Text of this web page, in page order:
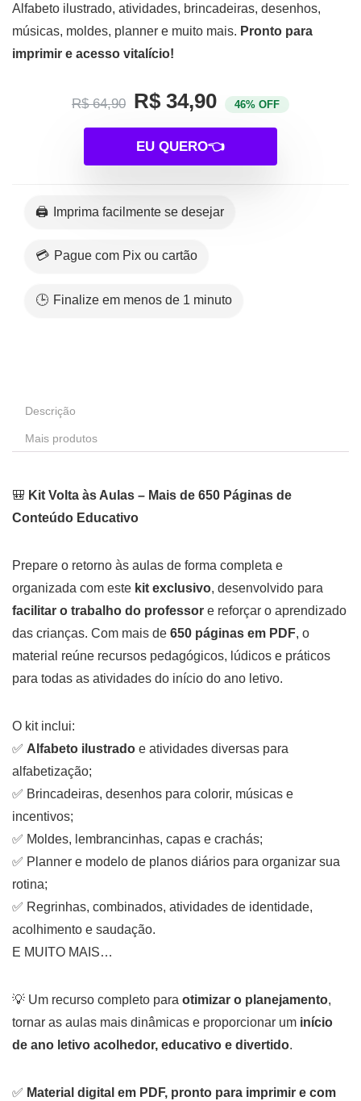
Alfabeto ilustrado, atividades, brincadeiras, desenhos,
músicas, moldes, planner e muito mais. Pronto para
imprimir e acesso vitalício!
R$ 64,90 R$ 34,90 46% OFF
EU QUERO👈
🖨️ Imprima facilmente se desejar
💳 Pague com Pix ou cartão
🕒 Finalize em menos de 1 minuto
Descrição
Mais produtos
🎒 Kit Volta às Aulas – Mais de 650 Páginas de
Conteúdo Educativo
Prepare o retorno às aulas de forma completa e
organizada com este kit exclusivo, desenvolvido para
facilitar o trabalho do professor e reforçar o aprendizado
das crianças. Com mais de 650 páginas em PDF, o
material reúne recursos pedagógicos, lúdicos e práticos
para todas as atividades do início do ano letivo.
O kit inclui:
✅ Alfabeto ilustrado e atividades diversas para
alfabetização;
✅ Brincadeiras, desenhos para colorir, músicas e
incentivos;
✅ Moldes, lembrancinhas, capas e crachás;
✅ Planner e modelo de planos diários para organizar sua
rotina;
✅ Regrinhas, combinados, atividades de identidade,
acolhimento e saudação.
E MUITO MAIS…
💡 Um recurso completo para otimizar o planejamento,
tornar as aulas mais dinâmicas e proporcionar um início
de ano letivo acolhedor, educativo e divertido.
✅ Material digital em PDF, pronto para imprimir e com